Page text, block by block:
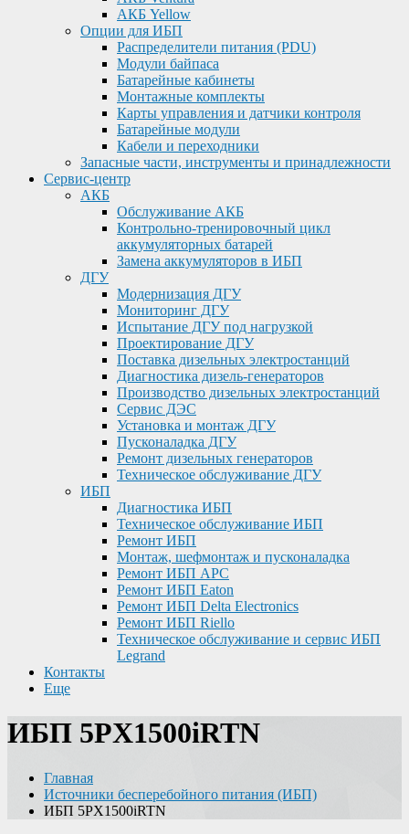
АКБ Yellow
Опции для ИБП
Распределители питания (PDU)
Модули байпаса
Батарейные кабинеты
Монтажные комплекты
Карты управления и датчики контроля
Батарейные модули
Кабели и переходники
Запасные части, инструменты и принадлежности
Сервис-центр
АКБ
Обслуживание АКБ
Контрольно-тренировочный цикл
аккумуляторных батарей
Замена аккумуляторов в ИБП
ДГУ
Модернизация ДГУ
Мониторинг ДГУ
Испытание ДГУ под нагрузкой
Проектирование ДГУ
Поставка дизельных электростанций
Диагностика дизель-генераторов
Производство дизельных электростанций
Сервис ДЭС
Установка и монтаж ДГУ
Пусконаладка ДГУ
Ремонт дизельных генераторов
Техническое обслуживание ДГУ
ИБП
Диагностика ИБП
Техническое обслуживание ИБП
Ремонт ИБП
Монтаж, шефмонтаж и пусконаладка
Ремонт ИБП APC
Ремонт ИБП Eaton
Ремонт ИБП Delta Electronics
Ремонт ИБП Riello
Техническое обслуживание и сервис ИБП
Legrand
Контакты
Еще
ИБП 5PX1500iRTN
Главная
Источники бесперебойного питания (ИБП)
ИБП 5PX1500iRTN